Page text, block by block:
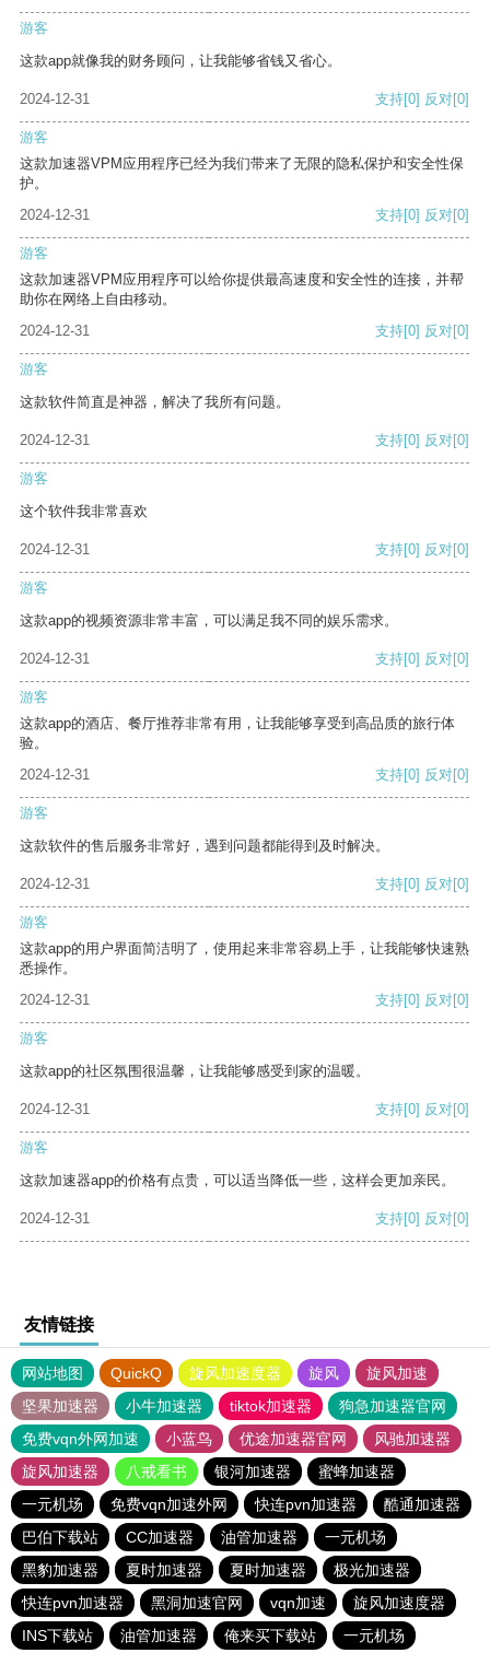
游客
这款app就像我的财务顾问，让我能够省钱又省心。
2024-12-31 支持[0] 反对[0]
游客
这款加速器VPM应用程序已经为我们带来了无限的隐私保护和安全性保
护。
2024-12-31
支持[0] 反对[0]
游客
这款加速器VPM应用程序可以给你提供最高速度和安全性的连接，并帮
助你在网络上自由移动。
2024-12-31
支持[0] 反对[0]
游客
这款软件简直是神器，解决了我所有问题。
2024-12-31 支持[0] 反对[0]
游客
这个软件我非常喜欢
2024-12-31 支持[0] 反对[0]
游客
这款app的视频资源非常丰富，可以满足我不同的娱乐需求。
2024-12-31 支持[0] 反对[0]
游客
这款app的酒店、餐厅推荐非常有用，让我能够享受到高品质的旅行体
验。
2024-12-31
支持[0] 反对[0]
游客
这款软件的售后服务非常好，遇到问题都能得到及时解决。
2024-12-31 支持[0] 反对[0]
游客
这款app的用户界面简洁明了，使用起来非常容易上手，让我能够快速熟
悉操作。
2024-12-31
支持[0] 反对[0]
游客
这款app的社区氛围很温馨，让我能够感受到家的温暖。
2024-12-31 支持[0] 反对[0]
游客
这款加速器app的价格有点贵，可以适当降低一些，这样会更加亲民。
2024-12-31 支持[0] 反对[0]
友情链接
网站地图 QuickQ 旋风加速度器 旋风
旋风加速
坚果加速器
小牛加速器 tiktok加速器
狗急加速器官网
免费vqn外网加速
小蓝鸟 优途加速器官网
风驰加速器
旋风加速器
八戒看书 银河加速器
蜜蜂加速器
一元机场
免费vqn加速外网 快连pvn加速器
酷通加速器
巴伯下载站
CC加速器 油管加速器
一元机场
黑豹加速器
夏时加速器 夏时加速器
极光加速器
快连pvn加速器
黑洞加速官网 vqn加速
旋风加速度器
INS下载站
油管加速器 俺来买下载站 一元机场